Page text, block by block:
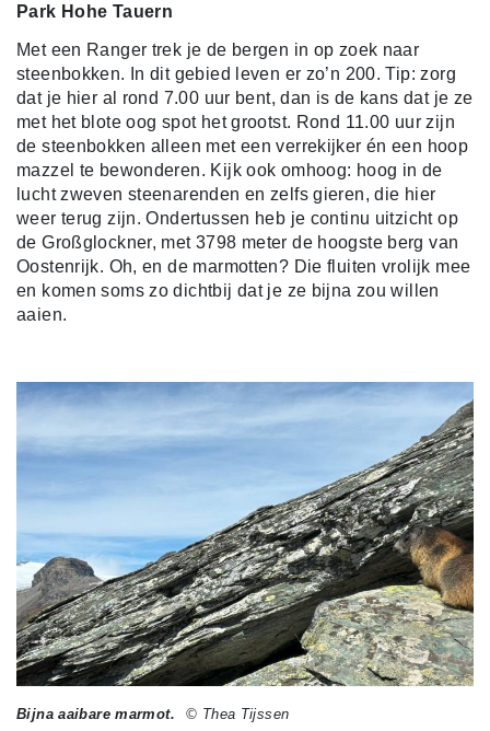
Park Hohe Tauern
Met een Ranger trek je de bergen in op zoek naar
steenbokken. In dit gebied leven er zo’n 200. Tip: zorg
dat je hier al rond 7.00 uur bent, dan is de kans dat je ze
met het blote oog spot het grootst. Rond 11.00 uur zijn
de steenbokken alleen met een verrekijker én een hoop
mazzel te bewonderen. Kijk ook omhoog: hoog in de
lucht zweven steenarenden en zelfs gieren, die hier
weer terug zijn. Ondertussen heb je continu uitzicht op
de Großglockner, met 3798 meter de hoogste berg van
Oostenrijk. Oh, en de marmotten? Die fluiten vrolijk mee
en komen soms zo dichtbij dat je ze bijna zou willen
aaien.
Bijna aaibare marmot. © Thea Tijssen